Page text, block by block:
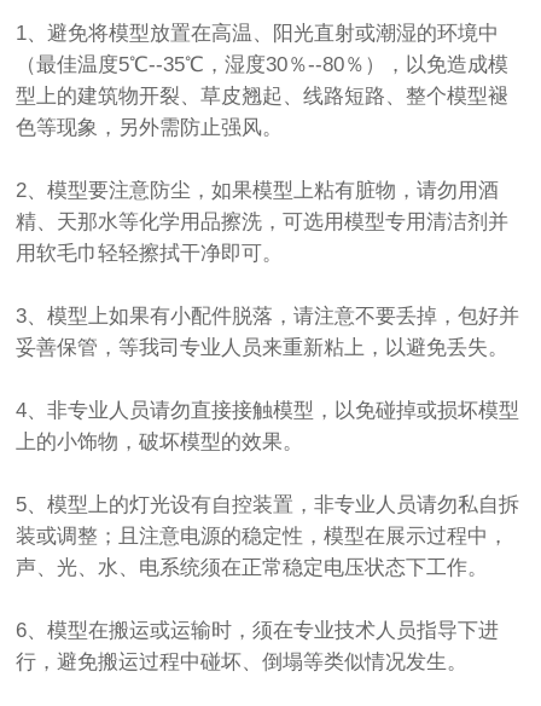
1、避免将模型放置在高温、阳光直射或潮湿的环境中
（最佳温度5℃--35℃，湿度30％--80％），以免造成模
型上的建筑物开裂、草皮翘起、线路短路、整个模型褪
色等现象，另外需防止强风。
2、模型要注意防尘，如果模型上粘有脏物，请勿用酒
精、天那水等化学用品擦洗，可选用模型专用清洁剂并
用软毛巾轻轻擦拭干净即可。
3、模型上如果有小配件脱落，请注意不要丢掉，包好并
妥善保管，等我司专业人员来重新粘上，以避免丢失。
4、非专业人员请勿直接接触模型，以免碰掉或损坏模型
上的小饰物，破坏模型的效果。
5、模型上的灯光设有自控装置，非专业人员请勿私自拆
装或调整；且注意电源的稳定性，模型在展示过程中，
声、光、水、电系统须在正常稳定电压状态下工作。
6、模型在搬运或运输时，须在专业技术人员指导下进
行，避免搬运过程中碰坏、倒塌等类似情况发生。